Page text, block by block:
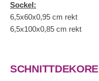
Sockel:
6,5x60x0,95 cm rekt
6,5x100x0,85 cm rekt
SCHNITTDEKORE